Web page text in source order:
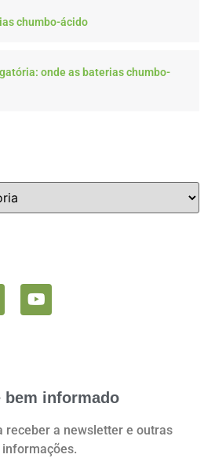
chumbo-ácido
onde as baterias chumbo-
bem informado
receber a newsletter e outras
informações.